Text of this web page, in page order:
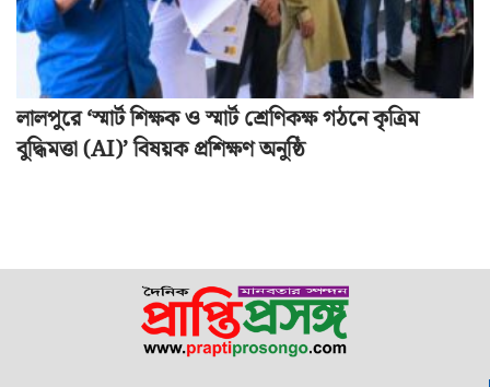
লালপুরে ‘স্মার্ট শিক্ষক ও স্মার্ট শ্রেণিকক্ষ গঠনে কৃত্রিম
বুদ্ধিমত্তা (AI)’ বিষয়ক প্রশিক্ষণ অনুষ্ঠি